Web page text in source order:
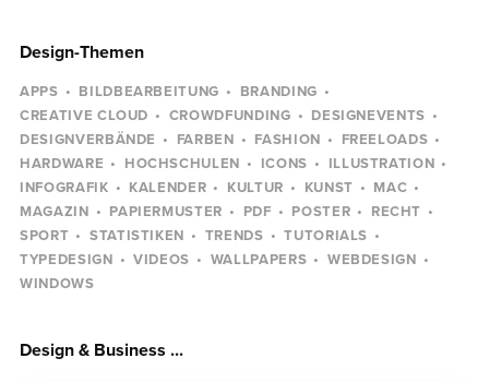
Design-Themen
APPS BILDBEARBEITUNG
BRANDING
CREATIVE CLOUD
CROWDFUNDING
DESIGNEVENTS
DESIGNVERBÄNDE
FARBEN FASHION
FREELOADS
HARDWARE
HOCHSCHULEN ICONS
ILLUSTRATION
INFOGRAFIK
KALENDER KULTUR KUNST
MAC
MAGAZIN
PAPIERMUSTER PDF POSTER
RECHT
SPORT
STATISTIKEN TRENDS
TUTORIALS
TYPEDESIGN
VIDEOS WALLPAPERS
WEBDESIGN
WINDOWS
Design & Business ...